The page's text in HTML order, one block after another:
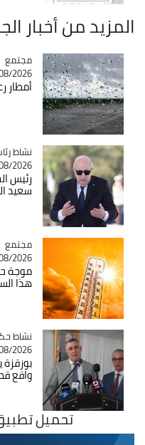
المزيد من أخبار
Catégorie
مجتمع
2026 - 15:37
أمطار
Catégorie
نشاط
2026 - 15:34
رئيس
سعيد
Catégorie
مجتمع
2026 - 14:58
موجة
هذا
Catégorie
نشاط
2026 - 14:17
واقع
تحميل تطبيق